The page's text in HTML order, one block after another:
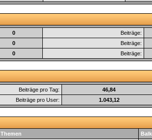
0 Beiträge:
0 Beiträge:
0 Beiträge:
Beiträge pro Tag: 46,84
Beiträge pro User: 1.043,12
Themen